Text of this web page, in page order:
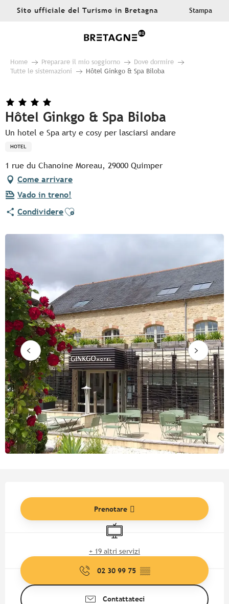
AllerSito ufficiale del Turismo in Bretagna Stampa
Home Preparare il mio soggiorno
Dove dormire
Tutte le sistemazioni
Hôtel Ginkgo & Spa Biloba
Hôtel Ginkgo & Spa Biloba
Un hotel e Spa arty e cosy per lasciarsi andare
HOTEL
1 rue du Chanoine Moreau, 29000 Quimper
Come arrivare
Vado in treno!
CondividereAjouter aux favoris
Prenotare
Televisione
+ 19 altri servizi
02 30 99 75 ▒▒
Contattateci